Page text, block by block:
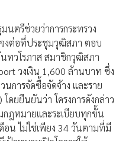
ตรีช่วยว่าการกระทรวง
จงต่อที่ประชุมวุฒิสภา ตอบ
ทวโรภาส สมาชิกวุฒิสภา
วงเงิน 1,600 ล้านบาท ซึ่ง
การจัดซื้อจัดจ้าง และราย
โดยยืนยันว่า โครงการดังกล่าว
กฎหมายและระเบียบทุกขั้น
อน ไม่ใช่เพียง 34 วันตามที่มี